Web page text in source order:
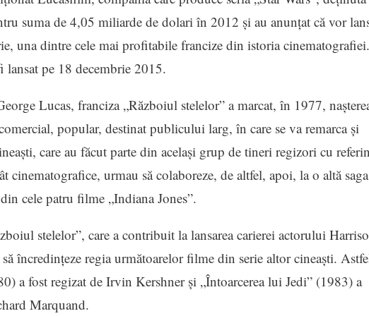
suma de 4,05 miliarde de dolari în 2012 şi au anunţat că vor
una dintre cele mai profitabile francize din istoria cinematografiei.
pe 18 decembrie 2015.
Lucas, franciza „Războiul stelelor” a marcat, în 1977,
popular, destinat publicului larg, în care se va remarca şi
care au făcut parte din acelaşi grup de tineri regizori cu
cinematografice, urmau să colaboreze, de altfel, apoi, la o altă saga
cele patru filme „Indiana Jones”.
stelelor”, care a contribuit la lansarea carierei actorului
încredinţeze regia următoarelor filme din serie altor cineaşti.
a fost regizat de Irvin Kershner şi „Întoarcerea lui Jedi” (1983) a
Marquand.